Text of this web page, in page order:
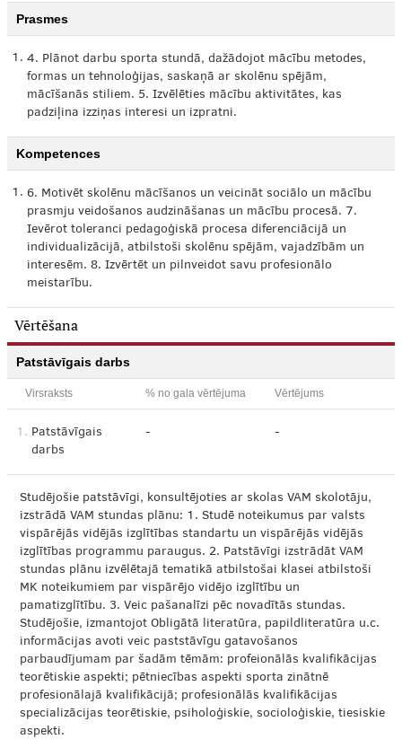
Prasmes
1. 4. Plānot darbu sporta stundā, dažādojot mācību metodes,
formas un tehnoloģijas, saskaņā ar skolēnu spējām,
mācīšanās stiliem. 5. Izvēlēties mācību aktivitātes, kas
padziļina izziņas interesi un izpratni.
Kompetences
1. 6. Motivēt skolēnu mācīšanos un veicināt sociālo un mācību
prasmju veidošanos audzināšanas un mācību procesā. 7.
Ievērot toleranci pedagoģiskā procesa diferenciācijā un
individualizācijā, atbilstoši skolēnu spējām, vajadzībām un
interesēm. 8. Izvērtēt un pilnveidot savu profesionālo
meistarību.
Vērtēšana
Patstāvīgais darbs
Virsraksts % no gala vērtējuma Vērtējums
1. Patstāvīgais
darbs
- -
Studējošie patstāvīgi, konsultējoties ar skolas VAM skolotāju,
izstrādā VAM stundas plānu: 1. Studē noteikumus par valsts
vispārējās vidējās izglītības standartu un vispārējās vidējās
izglītības programmu paraugus. 2. Patstāvīgi izstrādāt VAM
stundas plānu izvēlētajā tematikā atbilstošai klasei atbilstoši
MK noteikumiem par vispārējo vidējo izglītību un
pamatizglītību. 3. Veic pašanalīzi pēc novadītās stundas.
Studējošie, izmantojot Obligātā literatūra, papildliteratūra u.c.
informācijas avoti veic paststāvīgu gatavošanos
parbaudījumam par šadām tēmām: profeionālās kvalifikācijas
teorētiskie aspekti; pētniecības aspekti sporta zinātnē
profesionālajā kvalifikācijā; profesionālās kvalifikācijas
specializācijas teorētiskie, psiholoģiskie, socioloģiskie, tiesiskie
aspekti.